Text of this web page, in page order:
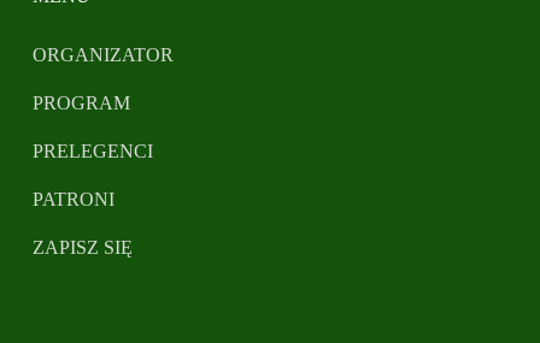
ORGANIZATOR
PROGRAM
PRELEGENCI
PATRONI
ZAPISZ SIĘ